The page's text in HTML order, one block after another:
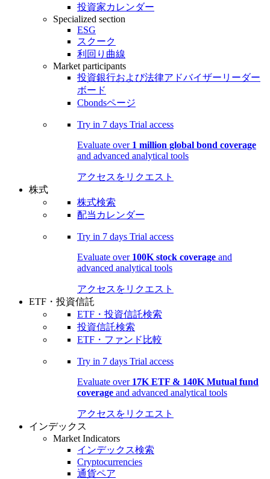
投資家カレンダー
Specialized section
ESG
スクーク
利回り曲線
Market participants
投資銀行および法律アドバイザーリーダー
ボード
Cbondsページ
Try in 7 days Trial access
Evaluate over 1 million global bond coverage
and advanced analytical tools
アクセスをリクエスト
株式
株式検索
配当カレンダー
Try in 7 days Trial access
Evaluate over 100K stock coverage and
advanced analytical tools
アクセスをリクエスト
ETF・投資信託
ETF・投資信託検索
投資信託検索
ETF・ファンド比較
Try in 7 days Trial access
Evaluate over 17K ETF & 140K Mutual fund
coverage and advanced analytical tools
アクセスをリクエスト
インデックス
Market Indicators
インデックス検索
Cryptocurrencies
通貨ペア